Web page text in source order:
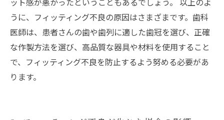
うに、フィッティング不良の原因はさまざまです。歯科
医師は、患者さんの歯や歯列に適した歯冠を選び、正確
な作製方法を選び、高品質な器具や材料を使用すること
で、フィッティング不良を防止するよう努める必要があ
ります。